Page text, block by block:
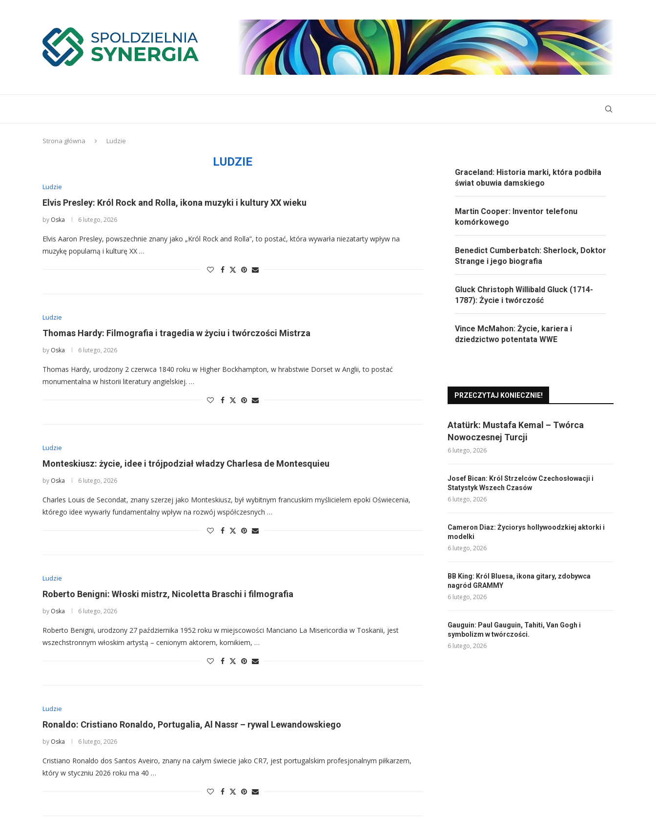
Strona główna Ludzie
LUDZIE
Ludzie
Elvis Presley: Król Rock and Rolla, ikona muzyki i kultury XX wieku
by Oska 6 lutego, 2026
Elvis Aaron Presley, powszechnie znany jako „Król Rock and Rolla”, to postać, która wywarła niezatarty wpływ na
muzykę popularną i kulturę XX …
Ludzie
Thomas Hardy: Filmografia i tragedia w życiu i twórczości Mistrza
by Oska 6 lutego, 2026
Thomas Hardy, urodzony 2 czerwca 1840 roku w Higher Bockhampton, w hrabstwie Dorset w Anglii, to postać
monumentalna w historii literatury angielskiej. …
Ludzie
Monteskiusz: życie, idee i trójpodział władzy Charlesa de Montesquieu
by Oska 6 lutego, 2026
Charles Louis de Secondat, znany szerzej jako Monteskiusz, był wybitnym francuskim myślicielem epoki Oświecenia,
którego idee wywarły fundamentalny wpływ na rozwój współczesnych …
Ludzie
Roberto Benigni: Włoski mistrz, Nicoletta Braschi i filmografia
by Oska 6 lutego, 2026
Roberto Benigni, urodzony 27 października 1952 roku w miejscowości Manciano La Misericordia w Toskanii, jest
wszechstronnym włoskim artystą – cenionym aktorem, komikiem, …
Ludzie
Ronaldo: Cristiano Ronaldo, Portugalia, Al Nassr – rywal Lewandowskiego
by Oska 6 lutego, 2026
Cristiano Ronaldo dos Santos Aveiro, znany na całym świecie jako CR7, jest portugalskim profesjonalnym piłkarzem,
który w styczniu 2026 roku ma 40 …
Graceland: Historia marki, która podbiła
świat obuwia damskiego
Martin Cooper: Inventor telefonu
komórkowego
Benedict Cumberbatch: Sherlock, Doktor
Strange i jego biografia
Gluck Christoph Willibald Gluck (1714-
1787): Życie i twórczość
Vince McMahon: Życie, kariera i
dziedzictwo potentata WWE
PRZECZYTAJ KONIECZNIE!
Atatürk: Mustafa Kemal – Twórca
Nowoczesnej Turcji
6 lutego, 2026
Josef Bican: Król Strzelców Czechosłowacji i
Statystyk Wszech Czasów
6 lutego, 2026
Cameron Diaz: Życiorys hollywoodzkiej aktorki i
modelki
6 lutego, 2026
BB King: Król Bluesa, ikona gitary, zdobywca
nagród GRAMMY
6 lutego, 2026
Gauguin: Paul Gauguin, Tahiti, Van Gogh i
symbolizm w twórczości.
6 lutego, 2026